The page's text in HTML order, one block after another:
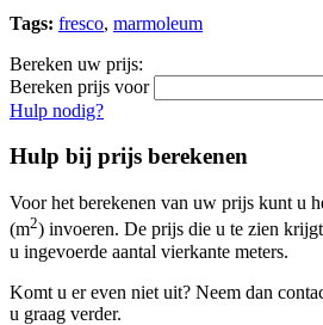
Tags: fresco, marmoleum
Bereken uw prijs:
Bereken prijs voor
Hulp nodig?
Hulp bij prijs berekenen
Voor het berekenen van uw prijs kunt u
(m2) invoeren. De prijs die u te zien
u ingevoerde aantal vierkante meters.
Komt u er even niet uit? Neem dan
u graag verder.